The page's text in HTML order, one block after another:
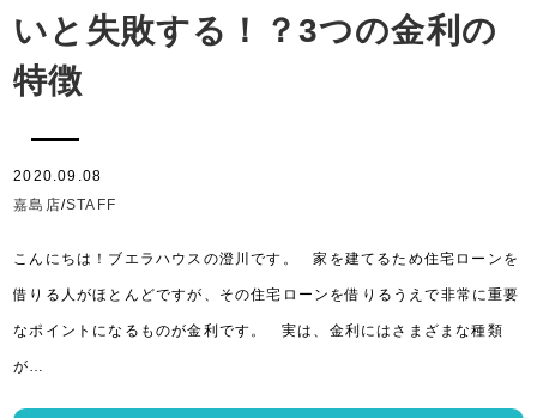
いと失敗する！？3つの金利の
特徴
2020.09.08
嘉島店/STAFF
こんにちは！ブエラハウスの澄川です。 家を建てるため住宅ローンを
借りる人がほとんどですが、その住宅ローンを借りるうえで非常に重要
なポイントになるものが金利です。 実は、金利にはさまざまな種類
が…